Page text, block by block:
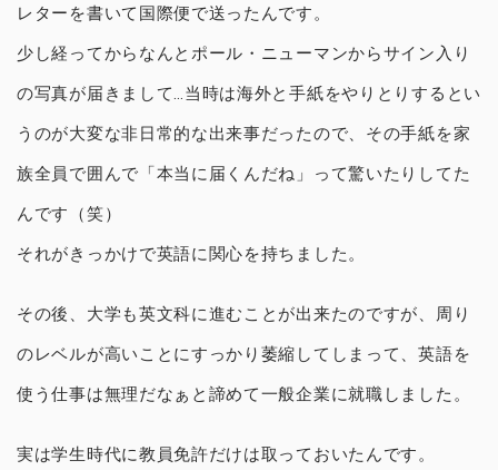
レターを書いて国際便で送ったんです。
少し経ってからなんとポール・ニューマンからサイン入り
の写真が届きまして…当時は海外と手紙をやりとりするとい
うのが大変な非日常的な出来事だったので、その手紙を家
族全員で囲んで「本当に届くんだね」って驚いたりしてた
んです（笑）
それがきっかけで英語に関心を持ちました。
その後、大学も英文科に進むことが出来たのですが、周り
のレベルが高いことにすっかり萎縮してしまって、英語を
使う仕事は無理だなぁと諦めて一般企業に就職しました。
実は学生時代に教員免許だけは取っておいたんです。